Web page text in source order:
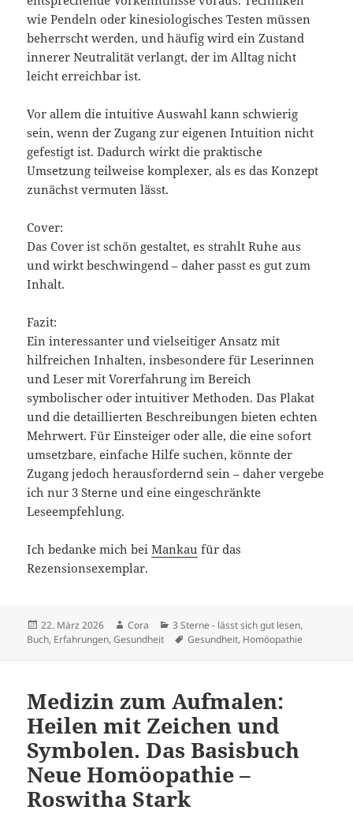
wie Pendeln oder kinesiologisches Testen müssen
beherrscht werden, und häufig wird ein Zustand
innerer Neutralität verlangt, der im Alltag nicht
leicht erreichbar ist.
Vor allem die intuitive Auswahl kann schwierig
sein, wenn der Zugang zur eigenen Intuition nicht
gefestigt ist. Dadurch wirkt die praktische
Umsetzung teilweise komplexer, als es das Konzept
zunächst vermuten lässt.
Cover:
Das Cover ist schön gestaltet, es strahlt Ruhe aus
und wirkt beschwingend – daher passt es gut zum
Inhalt.
Fazit:
Ein interessanter und vielseitiger Ansatz mit
hilfreichen Inhalten, insbesondere für Leserinnen
und Leser mit Vorerfahrung im Bereich
symbolischer oder intuitiver Methoden. Das Plakat
und die detaillierten Beschreibungen bieten echten
Mehrwert. Für Einsteiger oder alle, die eine sofort
umsetzbare, einfache Hilfe suchen, könnte der
Zugang jedoch herausfordernd sein – daher vergebe
ich nur 3 Sterne und eine eingeschränkte
Leseempfehlung.
Ich bedanke mich beiMankau für das
Rezensionsexemplar.
Veröffentlicht
am
22. März 2026 Autor
Cora Kategorien
3 Sterne - lässt sich gut lesen,
Buch, Erfahrungen,Gesundheit Schlagwörter
Gesundheit, Homöopathie
Medizin zum Aufmalen:
Heilen mit Zeichen und
Symbolen. Das Basisbuch
Neue Homöopathie –
Roswitha Stark